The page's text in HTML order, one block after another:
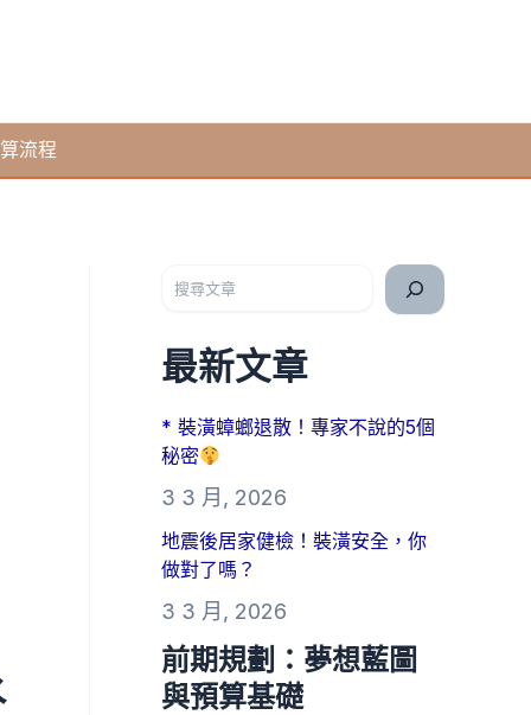
流程
最新文章
* 裝潢蟑螂退散！專家不說的5個
秘密
3 3 月, 2026
地震後居家健檢！裝潢安全，你
做對了嗎？
3 3 月, 2026
前期規劃：夢想藍圖
與預算基礎